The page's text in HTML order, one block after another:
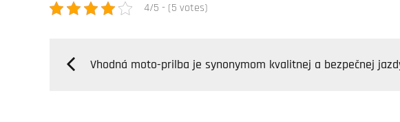
4/5 - (5 votes)
Navigácia
Vhodná moto-prilba je synonymom kvalitnej a bezpečnej